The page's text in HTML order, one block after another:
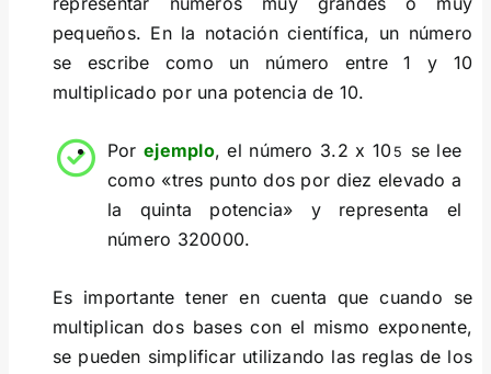
pequeños. En la notación científica, un número
se escribe como un número entre 1 y 10
multiplicado por una potencia de 10.
Porejemplo, el número 3.2 x 10 5
se lee
como «tres punto dos por diez elevado a
la quinta potencia» y representa el
número 320000.
Es importante tener en cuenta que cuando se
multiplican dos bases con el mismo exponente,
se pueden simplificar utilizando las reglas de los